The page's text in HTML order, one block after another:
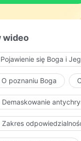
wideo
się Boga i
poznaniu Boga
Zakres